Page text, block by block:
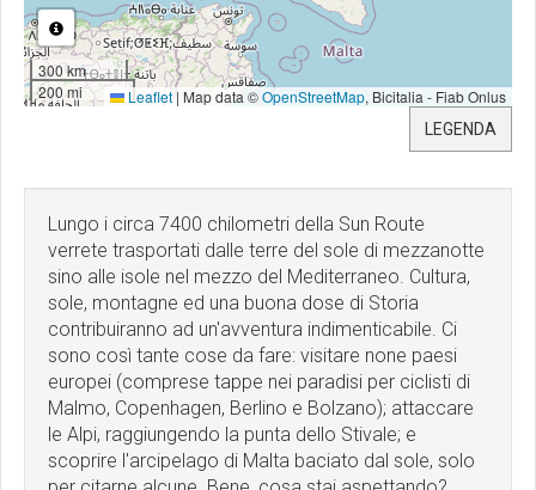
300 km
200 mi
Leaflet | Map data ©OpenStreetMap, Bicitalia - Fiab Onlus
LEGENDA
Lungo i circa 7400 chilometri della Sun Route
verrete trasportati dalle terre del sole di mezzanotte
sino alle isole nel mezzo del Mediterraneo. Cultura,
sole, montagne ed una buona dose di Storia
contribuiranno ad un'avventura indimenticabile. Ci
sono così tante cose da fare: visitare none paesi
europei (comprese tappe nei paradisi per ciclisti di
Malmo, Copenhagen, Berlino e Bolzano); attaccare
le Alpi, raggiungendo la punta dello Stivale; e
scoprire l'arcipelago di Malta baciato dal sole, solo